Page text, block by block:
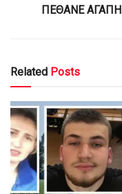
ΠΕΘΑΝΕ
Related Posts